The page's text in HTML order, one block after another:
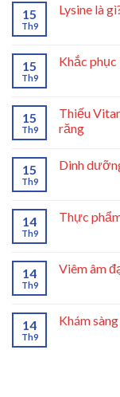
15
Th9
Lysine là
15
Th9
Khắc
15
Th9
Thiếu
răng
15
Th9
Dinh
14
Th9
Thực
14
Th9
Viêm âm
14
Th9
Khám